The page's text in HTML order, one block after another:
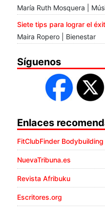
María Ruth Mosquera |
Siete tips para lograr el
Maira Ropero | Bienestar
Síguenos
Enlaces
FitClubFinder Bodybuilding
NuevaTribuna.es
Revista Afribuku
Escritores.org